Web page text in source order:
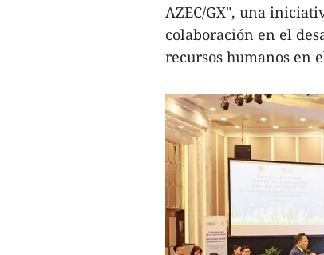
AZEC/GX", una
colaboración en el
recursos humanos en